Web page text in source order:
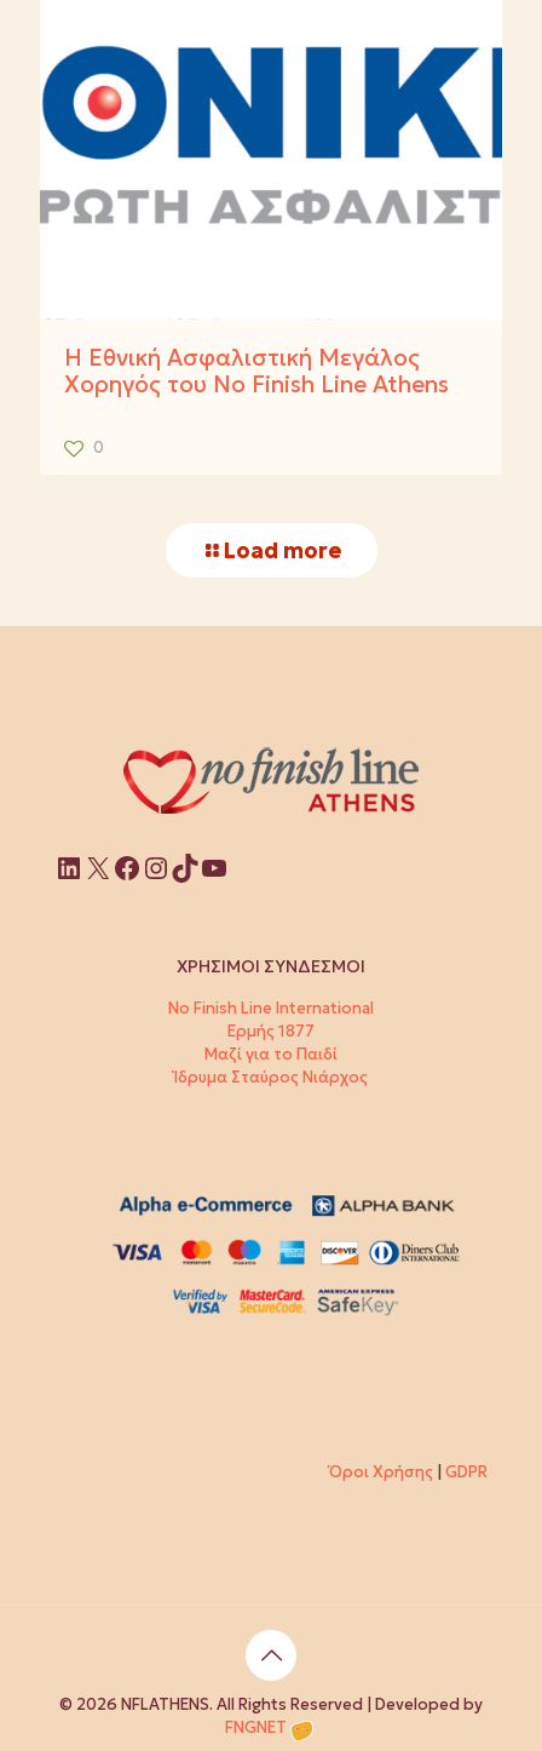
Η Εθνική Ασφαλιστική Μεγάλος
Χορηγός του No Finish Line Athens
0
Load more
Linkedin
X Facebook
Instagram
TikTok
YouTube
ΧΡΗΣΙΜΟΙ ΣΥΝΔΕΣΜΟΙ
No Finish Line International
Ερμής 1877
Μαζί για το Παιδί
Ίδρυμα Σταύρος Νιάρχος
Όροι Χρήσης GDPR
© 2026 NFLATHENS. All Rights Reserved | Developed by
FNGNET